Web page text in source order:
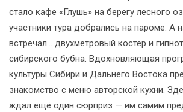
стало кафе «Глушь» на берегу лесного
участники тура добрались на пароме. А
встречал… двухметровый костёр и
сибирского бубна. Вдохновляющая
культуры Сибири и Дальнего Востока
знакомство с меню авторской кухни.
ждал ещё один сюрприз — им самим